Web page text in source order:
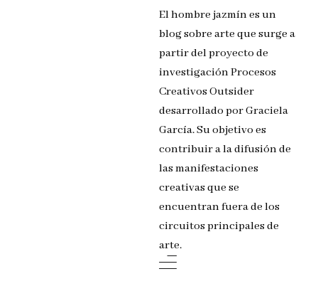
El hombre jazmín es un
blog sobre arte que surge a
partir del proyecto de
investigación Procesos
Creativos Outsider
desarrollado por Graciela
García. Su objetivo es
contribuir a la difusión de
las manifestaciones
creativas que se
encuentran fuera de los
circuitos principales de
arte.